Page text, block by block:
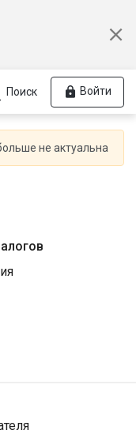
Поиск Войти
не актуальна